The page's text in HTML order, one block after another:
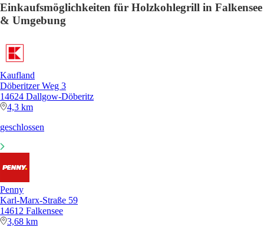
Einkaufsmöglichkeiten für Holzkohlegrill in Falkensee
& Umgebung
Kaufland
Döberitzer Weg 3
14624 Dallgow-Döberitz
4,3 km
geschlossen
Penny
Karl-Marx-Straße 59
14612 Falkensee
3,68 km